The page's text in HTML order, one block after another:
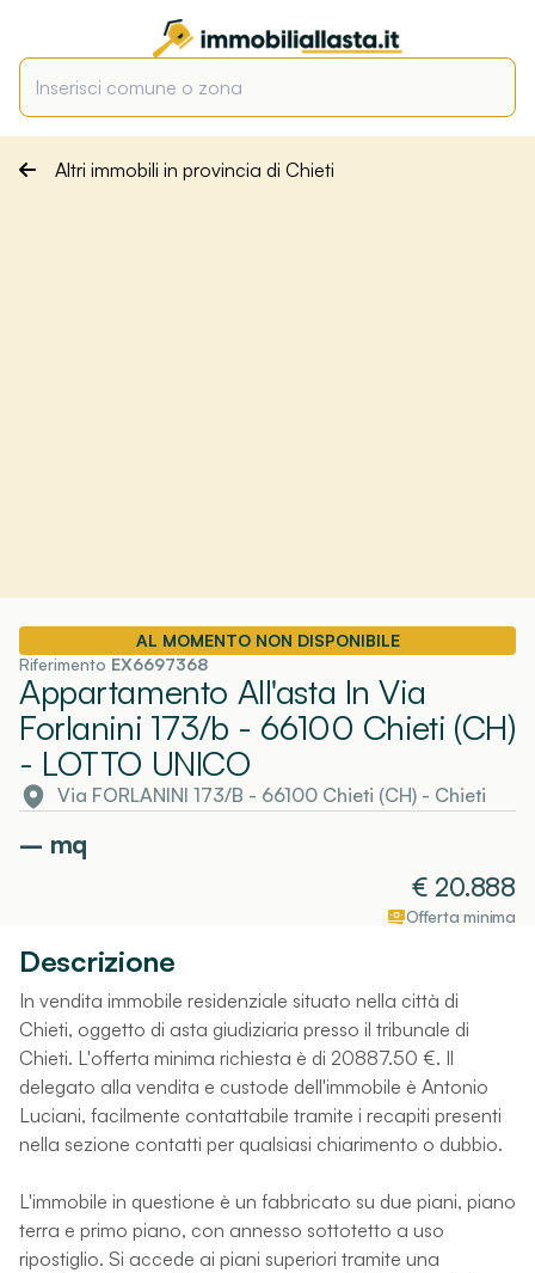
Altri immobili in provincia di Chieti
AL MOMENTO NON DISPONIBILE
Riferimento EX6697368
Appartamento All'asta In Via
Forlanini 173/b - 66100 Chieti (CH)
- LOTTO UNICO
Via FORLANINI 173/B - 66100 Chieti (CH) - Chieti
– mq
€ 20.888
Offerta minima
Descrizione
In vendita immobile residenziale situato nella città di
Chieti, oggetto di asta giudiziaria presso il tribunale di
Chieti. L'offerta minima richiesta è di 20887.50 €. Il
delegato alla vendita e custode dell'immobile è Antonio
Luciani, facilmente contattabile tramite i recapiti presenti
nella sezione contatti per qualsiasi chiarimento o dubbio.
L'immobile in questione è un fabbricato su due piani, piano
terra e primo piano, con annesso sottotetto a uso
ripostiglio. Si accede ai piani superiori tramite una